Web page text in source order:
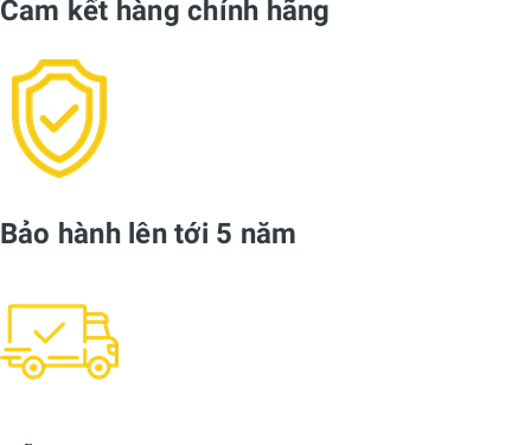
Cam kết hàng chính hãng
Bảo hành lên tới 5 năm